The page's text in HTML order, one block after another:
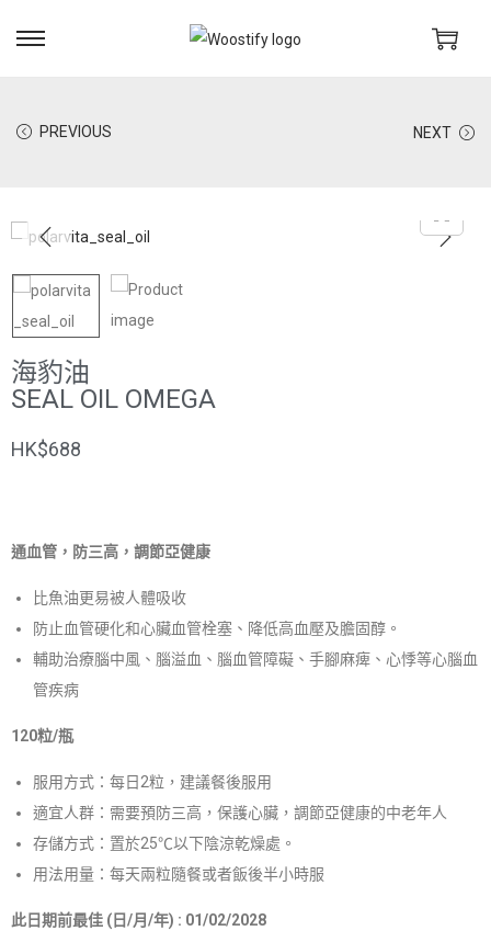
PREVIOUS NEXT
海豹油
SEAL OIL OMEGA
HK$688
通血管，防三高，調節亞健康
比魚油更易被人體吸收
防止血管硬化和心臟血管栓塞、降低高血壓及膽固醇。
輔助治療腦中風、腦溢血、腦血管障礙、手腳麻痺、心悸等心腦血
管疾病
120粒/瓶
服用方式：每日2粒，建議餐後服用
適宜人群：需要預防三高，保護心臟，調節亞健康的中老年人
存儲方式：置於25℃以下陰涼乾燥處。
用法用量：每天兩粒隨餐或者飯後半小時服
此日期前最佳 (日/月/年) : 01/02/2028